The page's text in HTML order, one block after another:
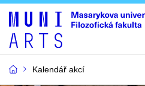
Kalendář akcí